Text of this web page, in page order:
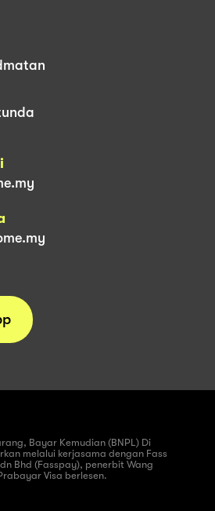
Bayar Kemudian (BNPL) Di
melalui kerjasama dengan Fass
Bhd (Fasspay), penerbit Wang
Visa berlesen.